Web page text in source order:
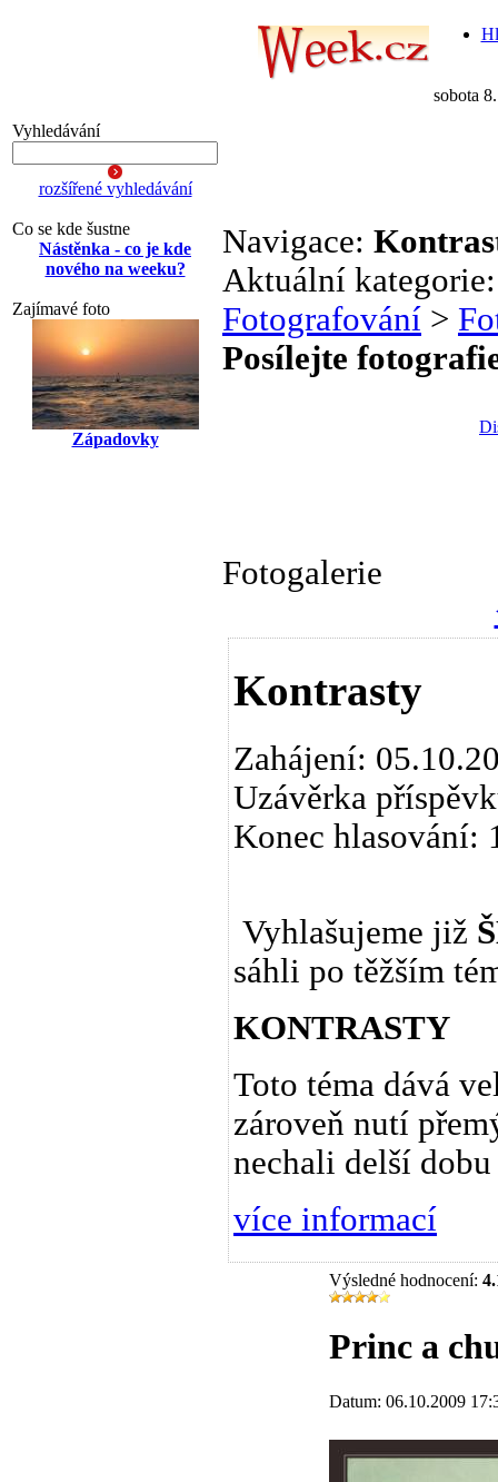
sobota
Vyhledávání
rozšířené vyhledávání
Co se kde šustne
Nástěnka - co je kde
nového na weeku?
Zajímavé foto
Západovky
Navigace:
Aktuální
Fotografování >
Posílejte
Fotogalerie
Kontrasty
Zahájení:
Uzávěrka
Konec hlasování:
Vyhlašujeme již
sáhli po těžším
KONTRASTY
Toto téma dává
zároveň nutí
nechali delší
více informací
Výsledné hodnocení:
Princ a
Datum: 06.10.2009